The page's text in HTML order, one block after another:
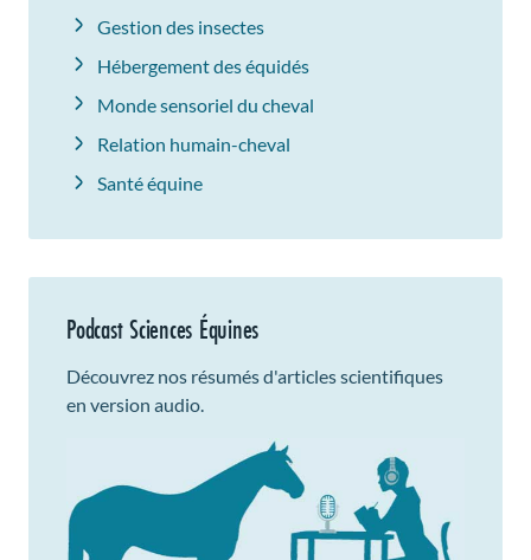
Gestion des insectes
Hébergement des équidés
Monde sensoriel du cheval
Relation humain-cheval
Santé équine
Podcast Sciences Équines
Découvrez nos résumés d'articles scientifiques
en version audio.